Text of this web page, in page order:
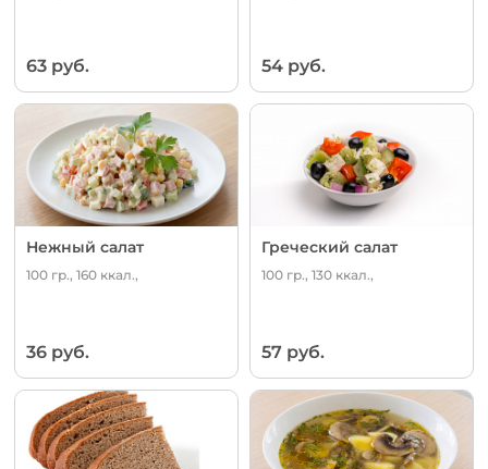
63 руб. 54 руб.
Нежный салат
100 гр., 160 ккал.,
36 руб.
Греческий салат
100 гр., 130 ккал.,
57 руб.